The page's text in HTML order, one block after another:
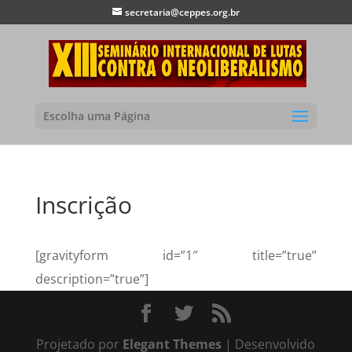
secretaria@ceppes.org.br
Escolha uma Página
Inscrição
[gravityform id=”1″ title=”true”
description=”true”]
Projetado por Elegant Themes | Desenvolvido